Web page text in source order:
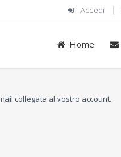
Accedi
Home
collegata al vostro account.